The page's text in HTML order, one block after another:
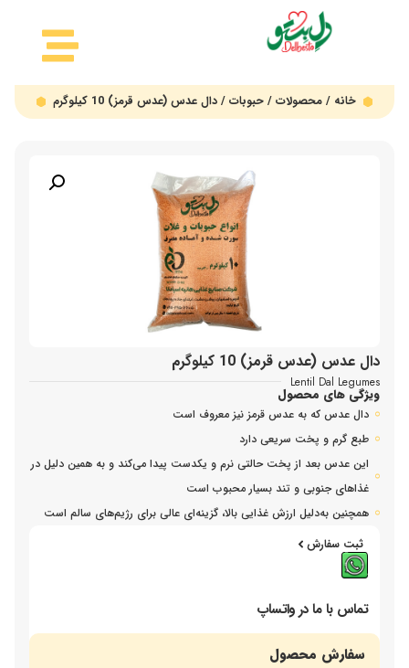
خانه / محصولات / حبوبات / دال عدس (عدس قرمز) 10 کیلوگرم
دال عدس (عدس قرمز) 10 کیلوگرم
Lentil Dal Legumes
ویژگی های محصول
دال عدس که به عدس قرمز نیز معروف است
طبع گرم و پخت سریعی دارد
این عدس بعد از پخت حالتی نرم و یکدست پیدا می‌کند و به همین دلیل در
غذاهای جنوبی و تند بسیار محبوب است
همچنین به‌دلیل ارزش غذایی بالا، گزینه‌ای عالی برای رژیم‌های سالم است
ثبت سفارش
تماس با ما در واتساپ
سفارش محصول